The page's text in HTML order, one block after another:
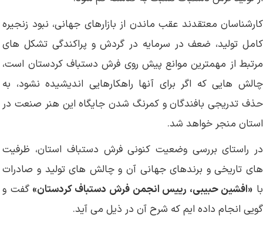
کارشناسان معتقدند عقب ماندن از بازارهای جهانی، نبود زنجیره
کامل تولید، ضعف در سرمایه در گردش و پراکندگی تشکل های
مرتبط از مهمترین موانع پیش روی فرش دستباف کردستان است،
چالش هایی که اگر برای آنها راهکارهایی اندیشیده نشود، به
حذف تدریجی بافندگان و کمرنگ شدن جایگاه این هنر صنعت در
استان منجر خواهد شد.
در راستای بررسی وضعیت کنونی فرش دستباف استان، ظرفیت
های تاریخی و برندهای جهانی آن و چالش های تولید و صادرات
با «افشین حبیبی، رییس انجمن فرش دستباف کردستان» گفت و
گویی انجام داده ایم که شرح آن در ذیل می آید.